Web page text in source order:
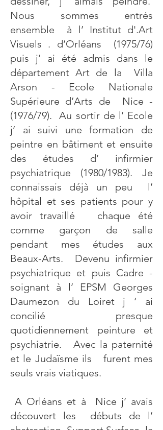
Nous sommes entrés
ensemble à l’ Institut d'.Art
Visuels . d’Orléans (1975/76)
puis j’ ai été admis dans le
département Art de la Villa
Arson - Ecole Nationale
Supérieure d’Arts de Nice -
(1976/79). Au sortir de l’ Ecole
j’ ai suivi une formation de
peintre en bâtiment et ensuite
des études d’ infirmier
psychiatrique (1980/1983). Je
connaissais déjà un peu l’
hôpital et ses patients pour y
avoir travaillé chaque été
comme garçon de salle
pendant mes études aux
Beaux-Arts. Devenu infirmier
psychiatrique et puis Cadre -
soignant à l’ EPSM Georges
Daumezon du Loiret j ‘ ai
concilié presque
quotidiennement peinture et
psychiatrie. Avec la paternité
et le Judaïsme ils furent mes
seuls vrais viatiques.
A Orléans et à Nice j’ avais
découvert les débuts de l’